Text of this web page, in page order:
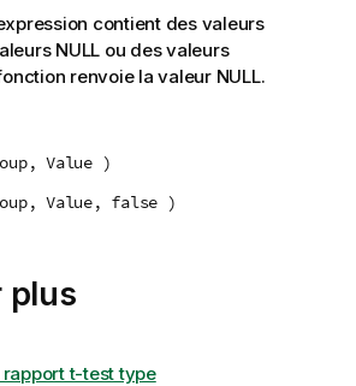
contient des valeurs
NULL ou des valeurs
renvoie la valeur NULL.
Value )
Value, false )
plus
t-test type